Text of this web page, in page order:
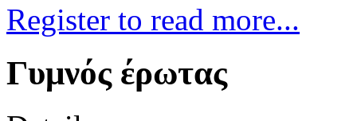
Register to read more...
Γυμνός έρωτας